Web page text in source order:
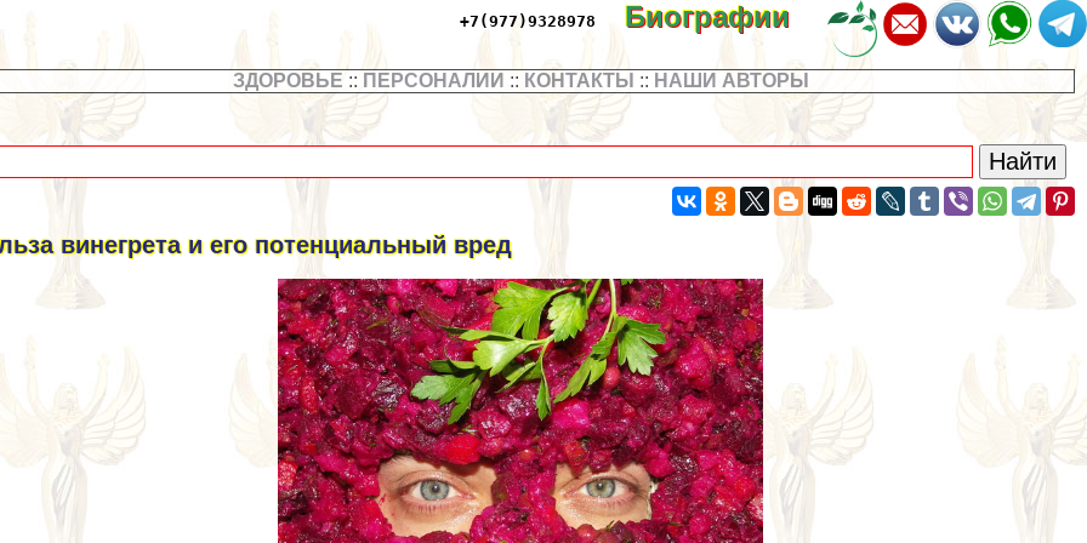
+7(977)9328978 Биографии
ЗДОРОВЬЕ :: ПЕРСОНАЛИИ :: КОНТАКТЫ :: НАШИ АВТОРЫ
винегрета и его потенциальный вред